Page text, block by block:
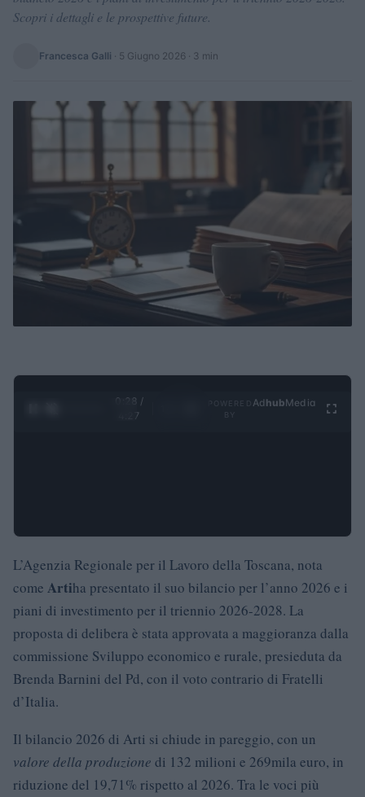
Scopri i dettagli e le prospettive future.
Francesca Galli · 5 Giugno 2026 · 3 min
0:29 /
4:27
Ad hubMedia
L’Agenzia Regionale per il Lavoro della Toscana, nota
come Artiha presentato il suo bilancio per l’anno 2026 e i
piani di investimento per il triennio 2026-2028. La
proposta di delibera è stata approvata a maggioranza dalla
commissione Sviluppo economico e rurale, presieduta da
Brenda Barnini del Pd, con il voto contrario di Fratelli
d’Italia.
Il bilancio 2026 di Arti si chiude in pareggio, con un
valore della produzione di 132 milioni e 269mila euro, in
riduzione del 19,71% rispetto al 2026. Tra le voci più